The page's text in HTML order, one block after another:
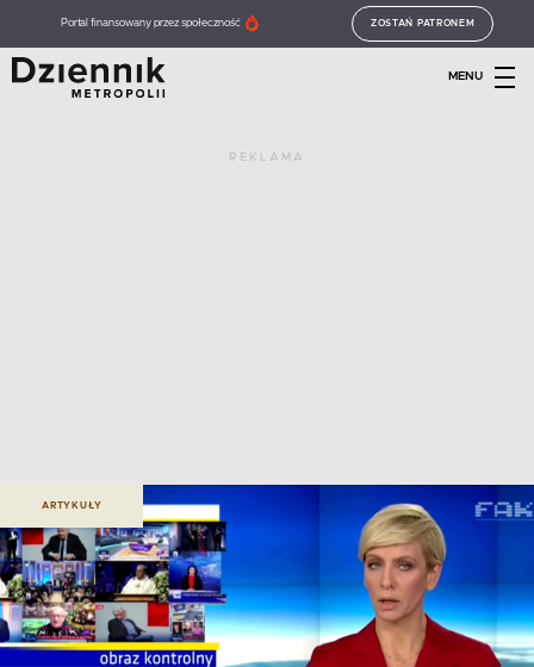
Portal finansowany przez społeczność ZOSTAŃ PATRONEM
MENU
REKLAMA
ARTYKUŁY